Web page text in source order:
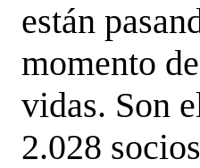
están
momento
vidas. Son
2.028